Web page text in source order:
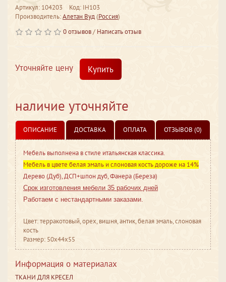
Информация о материалах
ТКАНИ ДЛЯ КРЕСЕЛ
Артикул: 104203
Код: IH103
Производитель:Алетан Вуд(Россия)
0 отзывов/ Написать отзыв
Уточняйте цену Купить
наличие уточняйте
ОПИСАНИЕ ДОСТАВКА ОПЛАТА ОТЗЫВОВ (0)
Мебель выполнена в стиле итальянская классика.
Мебель в цвете белая эмаль и слоновая кость дороже на 14%
Дерево (Дуб), ДСП+шпон дуб, Фанера (Береза)
Срок изготовления мебели 35 рабочих дней
Работаем с нестандартными заказами.
Цвет: терракотовый, орех, вишня, антик, белая эмаль, слоновая
кость
Размер: 50x44x55